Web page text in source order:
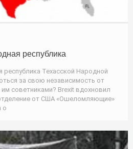
республика
республика Техасской Народной
за свою независимость от
советниками? Brexit вдохновил
от США «Ошеломляющие»
о